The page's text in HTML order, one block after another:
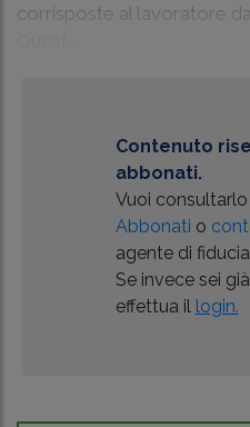
corrisposte al lavoratore
Contenuto
abbonati.
Vuoi
Abbonati o
agente di
Se invece sei
effettua il login.